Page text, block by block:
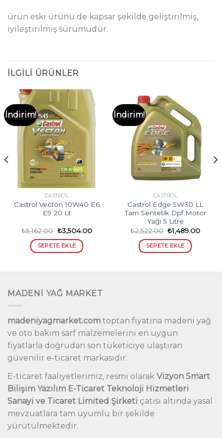
ürün eski ürünü de kapsar şekilde geliştirilmiş,
iyileştirilmiş sürümüdür.
İLGILI ÜRÜNLER
İndirim!
CASTROL
Castrol Vecton 10W40 E6
E9 20 Lt
₺5,162.00 Orijinal
fiyat:
₺5,162.00.
₺3,504.00Şu
SEPETE EKLE
İndirim!
CASTROL
Castrol Edge 5W30 LL
Tam Sentetik Dpf Motor
Yağı 5 Litre
₺2,522.00 Orijinal
fiyat:
₺2,522.00.
₺1,489.00Şu
SEPETE EKLE
MADENİ YAĞ MARKET
madeniyagmarket.com toptan fiyatına madeni yağ
ve oto bakım sarf malzemelerini en uygun
fiyatlarla doğrudan son tüketiciye ulaştıran
güvenilir e-ticaret markasıdır.
E-ticaret faaliyetlerimiz, resmi olarak Vizyon Smart
Bilişim Yazılım E-Ticaret Teknoloji Hizmetleri
Sanayi ve Ticaret Limited Şirketi çatısı altında yasal
mevzuatlara tam uyumlu bir şekilde
yürütülmektedir.